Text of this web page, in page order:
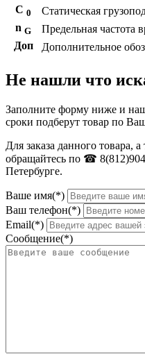
С 0 Статическая
n G Предельная частота
Доп
Дополнительное
Не нашли что
Заполните форму ниже и
сроки подберут товар по
Для заказа данного товара,
обращайтесь по ☎
Петербурге.
Ваше имя(*)
Ваш телефон(*)
Email(*)
Сообщение(*)